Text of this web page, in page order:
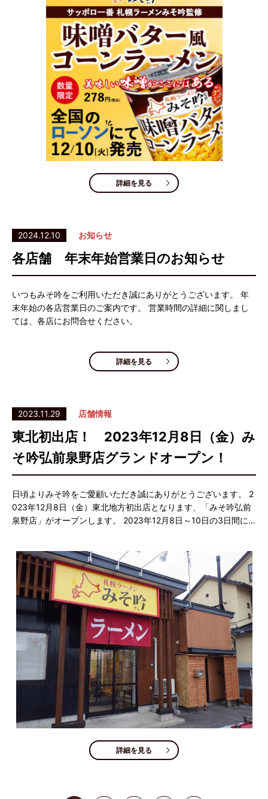
詳細を見る
2024.12.10 お知らせ
各店舗 年末年始営業日のお知らせ
いつもみそ吟をご利用いただき誠にありがとうございます。 年
末年始の各店営業日のご案内です。 営業時間の詳細に関しまし
ては、各店にお問合せください。
詳細を見る
2023.11.29 店舗情報
東北初出店！ 2023年12月8日（金）み
そ吟弘前泉野店グランドオープン！
日頃よりみそ吟をご愛顧いただき誠にありがとうございます。 2
023年12月8日（金）東北地方初出店となります、「みそ吟弘前
泉野店」がオープンします。 2023年12月8日～10日の3日間に…
詳細を見る